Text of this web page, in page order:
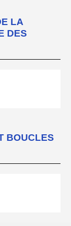
LA
DES
BOUCLES